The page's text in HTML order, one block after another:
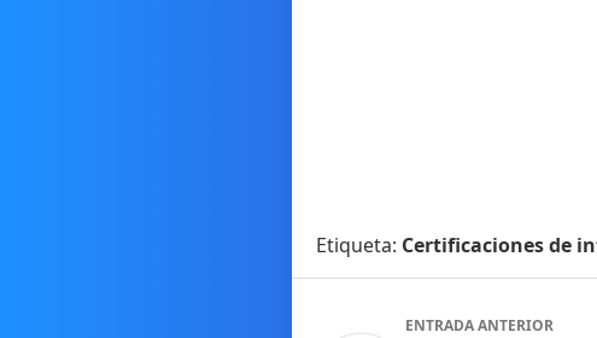
Etiqueta: Certificaciones de
ENTRADA ANTERIOR